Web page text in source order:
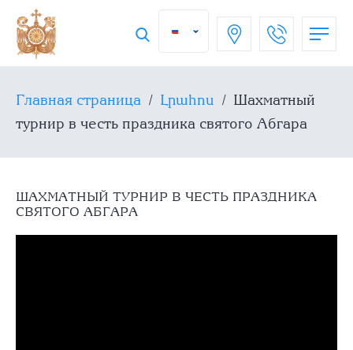
Главная страница / Լրահոս / Шахматный
турнир в честь праздника святого Абгара
ШАХМАТНЫЙ ТУРНИР В ЧЕСТЬ ПРАЗДНИКА
СВЯТОГО АБГАРА